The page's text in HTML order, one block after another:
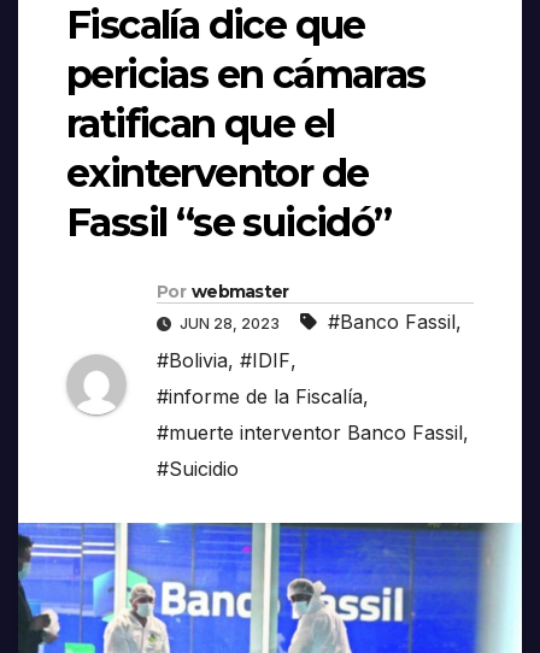
Fiscalía dice que
pericias en cámaras
ratifican que el
exinterventor de
Fassil “se suicidó”
Por webmaster
JUN 28, 2023 #Banco Fassil,
#Bolivia, #IDIF,
#informe de la Fiscalía,
#muerte interventor Banco Fassil,
#Suicidio